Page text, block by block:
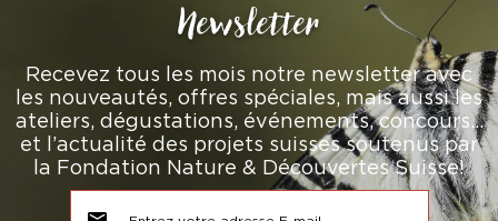
Newsletter
Recevez tous les mois notre newsletter avec
les nouveautés, offres spéciales, mais aussi les
ateliers, dégustations, événements, concours…
et l’actualité des projets suisses soutenus par
la Fondation Nature & Découvertes Suisse!